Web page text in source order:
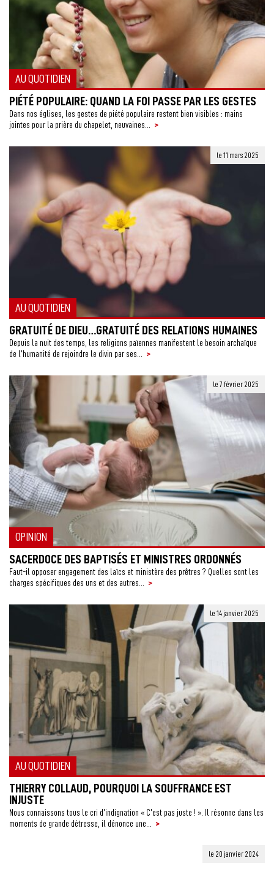
AU QUOTIDIEN
PIÉTÉ POPULAIRE: QUAND LA FOI PASSE PAR LES GESTES
Dans nos églises, les gestes de piété populaire restent bien visibles : mains
jointes pour la prière du chapelet, neuvaines...
>
AU QUOTIDIEN
le 11 mars 2025
GRATUITÉ DE DIEU…GRATUITÉ DES RELATIONS HUMAINES
Depuis la nuit des temps, les religions païennes manifestent le besoin archaïque
de l’humanité de rejoindre le divin par ses...
>
OPINION
le 7 février 2025
SACERDOCE DES BAPTISÉS ET MINISTRES ORDONNÉS
Faut-il opposer engagement des laïcs et ministère des prêtres ? Quelles sont les
charges spécifiques des uns et des autres...
>
AU QUOTIDIEN
le 14 janvier 2025
THIERRY COLLAUD, POURQUOI LA SOUFFRANCE EST
INJUSTE
Nous connaissons tous le cri d’indignation « C’est pas juste ! ». Il résonne dans les
moments de grande détresse, il dénonce une...
>
le 20 janvier 2024